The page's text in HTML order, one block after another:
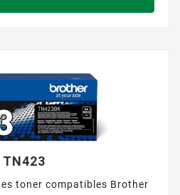
TN423
toner compatibles Brother